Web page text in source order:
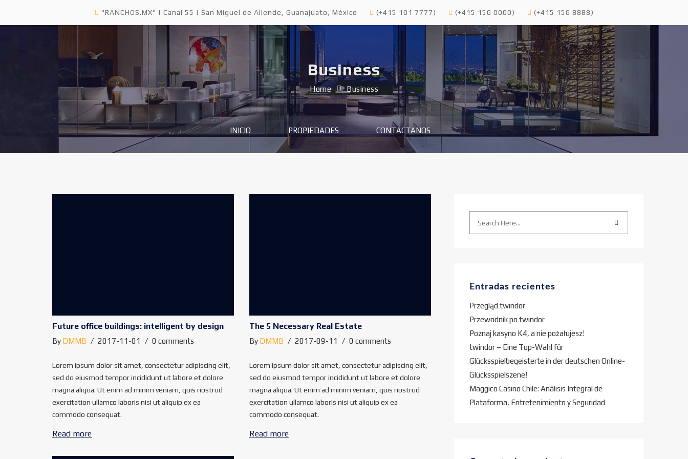
"RANCHOS.MX" | Canal 55 | San Miguel de Allende, Guanajuato, México (+415 101 7777) (+415 156 0000) (+415 156 8888)
INICIO PROPIEDADES CONTACTANOS
Business
Home Business
Future office buildings: intelligent by design
By DMMB 2017-11-01 0 comments
Lorem ipsum dolor sit amet, consectetur adipiscing elit,
sed do eiusmod tempor incididunt ut labore et dolore
magna aliqua. Ut enim ad minim veniam, quis nostrud
exercitation ullamco laboris nisi ut aliquip ex ea
commodo consequat.
Read more
The 5 Necessary Real Estate
By DMMB 2017-09-11 0 comments
Lorem ipsum dolor sit amet, consectetur adipiscing elit,
sed do eiusmod tempor incididunt ut labore et dolore
magna aliqua. Ut enim ad minim veniam, quis nostrud
exercitation ullamco laboris nisi ut aliquip ex ea
commodo consequat.
Read more
Entradas recientes
Przegląd twindor
Przewodnik po twindor
Poznaj kasyno K4, a nie pożałujesz!
twindor – Eine Top-Wahl für
Glücksspielbegeisterte in der deutschen Online-
Glücksspielszene!
Maggico Casino Chile: Análisis Integral de
Plataforma, Entretenimiento y Seguridad